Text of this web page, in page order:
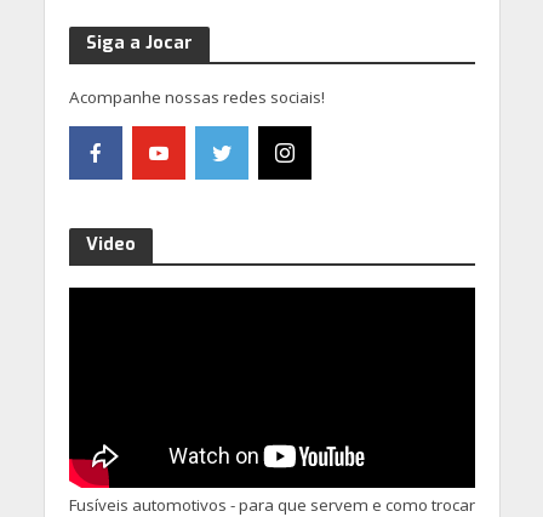
Siga a Jocar
Acompanhe nossas redes sociais!
Video
Fusíveis automotivos - para que servem e como trocar